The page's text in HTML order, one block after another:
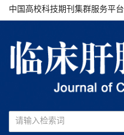
中国高校科技期刊集群服务平台